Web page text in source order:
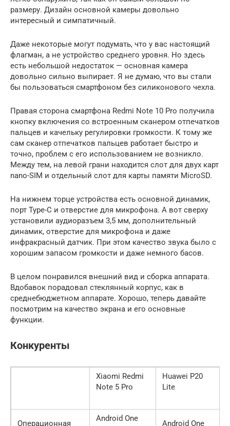
размеру. Дизайн основной камеры довольно
интересный и симпатичный.
Даже некоторые могут подумать, что у вас настоящий
флагман, а не устройство среднего уровня. Но здесь
есть небольшой недостаток — основная камера
довольно сильно выпирает. Я не думаю, что вы стали
бы пользоваться смартфоном без силиконового чехла.
Правая сторона смартфона Redmi Note 10 Pro получила
кнопку включения со встроенным сканером отпечатков
пальцев и качельку регулировки громкости. К тому же
сам сканер отпечатков пальцев работает быстро и
точно, проблем с его использованием не возникло.
Между тем, на левой грани находится слот для двух карт
nano-SIM и отдельный слот для карты памяти MicroSD.
На нижнем торце устройства есть основной динамик,
порт Type-C и отверстие для микрофона. А вот сверху
установили аудиоразъем 3,5 мм, дополнительный
динамик, отверстие для микрофона и даже
инфракрасный датчик. При этом качество звука было с
хорошим запасом громкости и даже немного басов.
В целом понравился внешний вид и сборка аппарата.
Вдобавок порадовал стеклянный корпус, как в
среднебюджетном аппарате. Хорошо, теперь давайте
посмотрим на качество экрана и его основные
функции.
Конкуренты
Xiaomi Redmi
Note 5 Pro
Huawei P20
Lite
Операционная
Android One
Android One